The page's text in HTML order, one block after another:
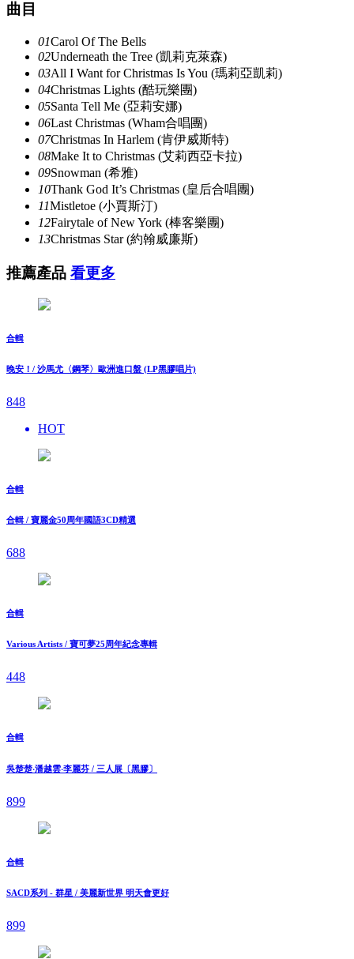
曲目
01Carol Of The Bells
02Underneath the Tree (凱莉克萊森)
03All I Want for Christmas Is You (瑪莉亞凱莉)
04Christmas Lights (酷玩樂團)
05Santa Tell Me (亞莉安娜)
06Last Christmas (Wham合唱團)
07Christmas In Harlem (肯伊威斯特)
08Make It to Christmas (艾莉西亞卡拉)
09Snowman (希雅)
10Thank God It’s Christmas (皇后合唱團)
11Mistletoe (小賈斯汀)
12Fairytale of New York (棒客樂團)
13Christmas Star (約翰威廉斯)
推薦產品 看更多
合輯
晚安！/ 沙馬尤〈鋼琴〉歐洲進口盤 (LP黑膠唱片)
848
HOT
合輯
合輯 / 寶麗金50周年國語3CD精選
688
合輯
Various Artists / 寶可夢25周年紀念專輯
448
合輯
吳楚楚‧潘越雲‧李麗芬 / 三人展〔黑膠〕
899
合輯
SACD系列 - 群星 / 美麗新世界 明天會更好
899